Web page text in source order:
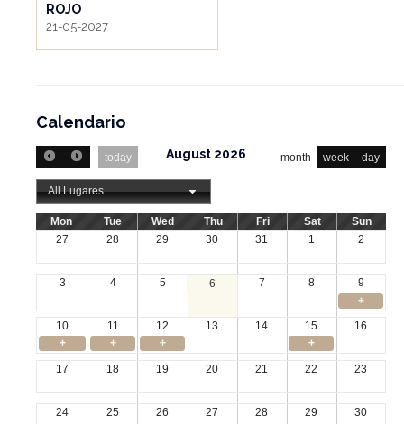
ROJO
21-05-2027
Calendario
today month week day
August 2026
All Lugares
Mon Tue Wed Thu Fri Sat
Sun
27
28 29 30 31 1 2
3 4 5 6 7 8
9
+
10
11 12 13 14 15
16
+
+ + +
17 18 19 20 21 22 23
24 25 26 27 28 29 30